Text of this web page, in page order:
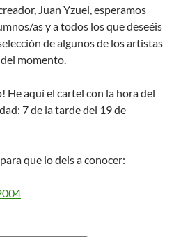
Juan Yzuel, esperamos
as y a todos los que deseéis
de algunos de los artistas
momento.
He aquí el cartel con la hora del
7 de la tarde del 19 de
para que lo deis a conocer: